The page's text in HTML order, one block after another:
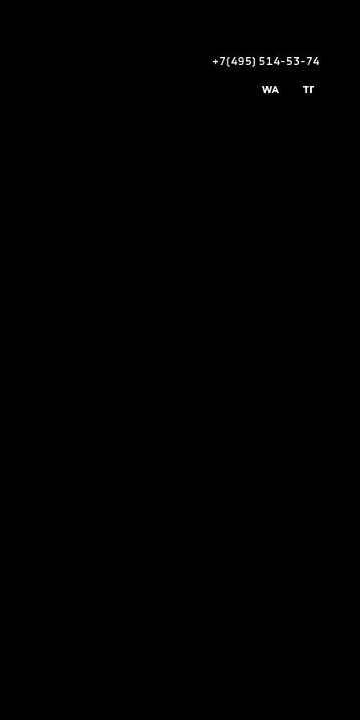
+7(495) 514-53-74
WA ТГ